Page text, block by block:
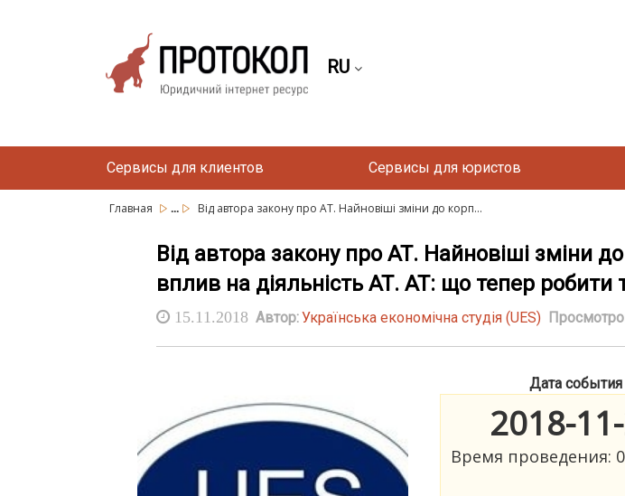
RU
Сервисы для клиентов Сервисы для юристов
Главная ... Від автора закону про АТ. Найновіші зміни до корп...
Від автора закону про АТ. Найновіші зміни
вплив на діяльність АТ. АТ: що тепер робити
15.11.2018 Автор:Українська економічна студія (UES)
Дата события
2018-
Время проведения: